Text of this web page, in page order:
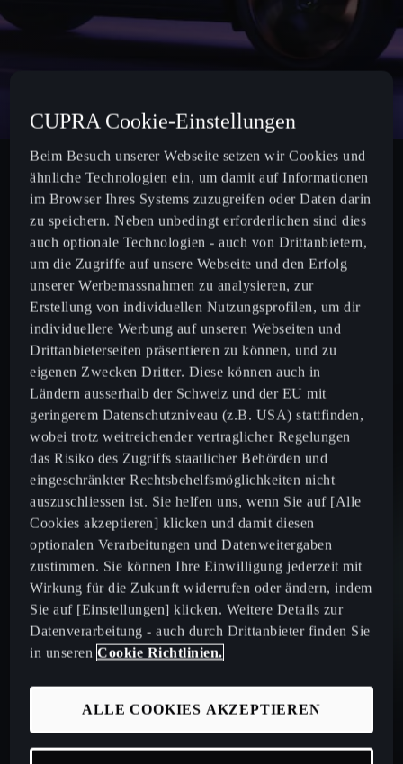
2,44% LeasingPLUS Basic
* LeasingPLUS Basic beinhaltet die Dienstleistungen
Service, bestimmte Flüssigkeiten und Verschleiss.
Gültig für sofort verfügbare Fahrzeuge der Marke
CUPRA (Occasionen >1000km) bei Finanzierung über
die AMAG Leasing AG. Gültig für Privatkunden und
natürliche Personen mit Firmenkonditionen, sowie
Kleingewerbetreibende mit Fuhrpark mit bis zu drei
Fahrzeugen. Ausgeschlossen sind: Erdgasmodelle.
Vertragsabschlüsse über Occasionsfahrzeuge bis auf
Widerruf. Solange Vorrat. Nur bei teilnehmenden
offiziellen Partnern von CUPRA. Berechnungsbeispiel
mit Kaufpreis: CHF 45'000.–. Effektiver Jahreszins
LeasingPLUS Basic: 2.47%, Laufzeit: 48 Monate
(15’000 km/Jahr), Sonderzahlung 20%: CHF 9'000.-,
Basic: CHF 40.43/Mt. Exkl. obligatorische
Vollkaskomotorfahrzeugversicherung.
Das Fahrzeug darf nach Ablauf des Leasingvertrages
nicht älter als 8 Jahre alt sein (Datum erste
CUPRA Cookie-Einstellungen
Beim Besuch unserer Webseite setzen wir Cookies und
ähnliche Technologien ein, um damit auf Informationen
im Browser Ihres Systems zuzugreifen oder Daten darin
zu speichern. Neben unbedingt erforderlichen sind dies
auch optionale Technologien - auch von Drittanbietern,
um die Zugriffe auf unsere Webseite und den Erfolg
unserer Werbemassnahmen zu analysieren, zur
Erstellung von individuellen Nutzungsprofilen, um dir
individuellere Werbung auf unseren Webseiten und
Drittanbieterseiten präsentieren zu können, und zu
eigenen Zwecken Dritter. Diese können auch in
Ländern ausserhalb der Schweiz und der EU mit
geringerem Datenschutzniveau (z.B. USA) stattfinden,
wobei trotz weitreichender vertraglicher Regelungen
das Risiko des Zugriffs staatlicher Behörden und
eingeschränkter Rechtsbehelfsmöglichkeiten nicht
auszuschliessen ist. Sie helfen uns, wenn Sie auf [Alle
Cookies akzeptieren] klicken und damit diesen
optionalen Verarbeitungen und Datenweitergaben
zustimmen. Sie können Ihre Einwilligung jederzeit mit
Wirkung für die Zukunft widerrufen oder ändern, indem
Sie auf [Einstellungen] klicken. Weitere Details zur
Datenverarbeitung - auch durch Drittanbieter finden Sie
in unseren Cookie Richtlinien.
ALLE COOKIES AKZEPTIEREN